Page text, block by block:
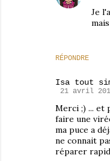
RÉPONDRE
Je
Isa tout
21 avril
Merci ;) ... et
faire une
ma puce a
ne connait
réparer